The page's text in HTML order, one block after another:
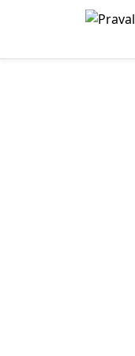
Pular para o conteúdo